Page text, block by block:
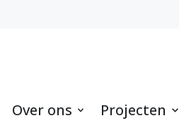
Over ons Projecten